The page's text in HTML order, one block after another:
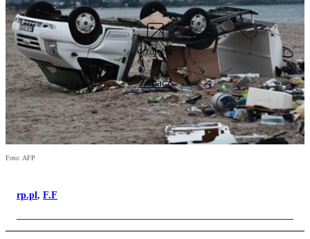
4 zdjęcia
Zobacz
Foto: AFP
rp.pl, F.F